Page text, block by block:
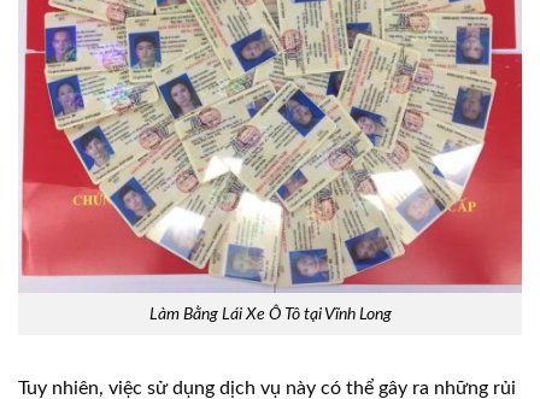
Làm Bằng Lái Xe Ô Tô tại Vĩnh Long
Tuy nhiên, việc sử dụng dịch vụ này có thể gây ra những rủi